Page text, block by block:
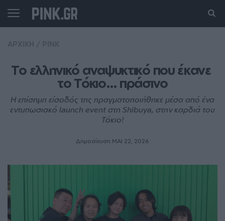
Το ελληνικό αναψυκτικό που έκανε
το Τόκιο… πράσινο
Η επίσημη είσοδός της πραγματοποιήθηκε μέσα από ένα
εντυπωσιακό launch event στη Shibuya, στην καρδιά του
Τόκιο!
Δημοσίευση ΜΑΙ 22, 2026